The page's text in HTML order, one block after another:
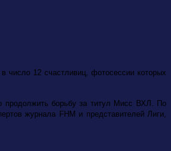
12 счастливиц, фотосессии которых
продолжить борьбу за титул Мисс ВХЛ. По
журнала FHM и представителей Лиги,